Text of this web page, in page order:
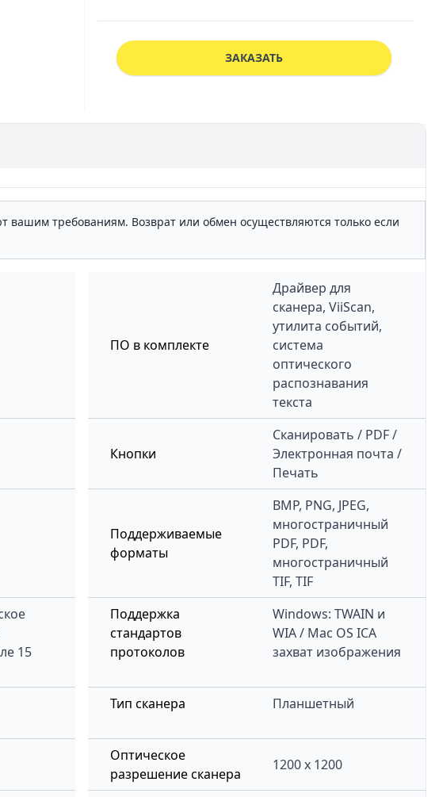
ЗАКАЗАТЬ
вашим требованиям. Возврат или обмен осуществляются только если
ПО в комплекте
Драйвер для
сканера, ViiScan,
утилита событий,
система
оптического
распознавания
текста
Кнопки
Сканировать / PDF /
Электронная почта /
Печать
Поддерживаемые
форматы
BMP, PNG, JPEG,
многостраничный
PDF, PDF,
многостраничный
TIF, TIF
15
Поддержка
стандартов
протоколов
Windows: TWAIN и
WIA / Mac OS ICA
захват изображения
Тип сканера Планшетный
Оптическое
разрешение сканера
1200 х 1200